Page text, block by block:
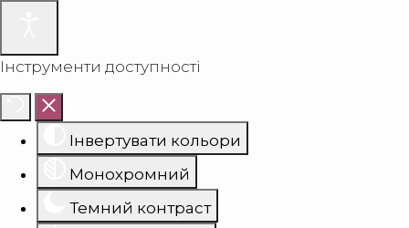
Інструменти доступності
Інвертувати кольори
Монохромний
Темний контраст